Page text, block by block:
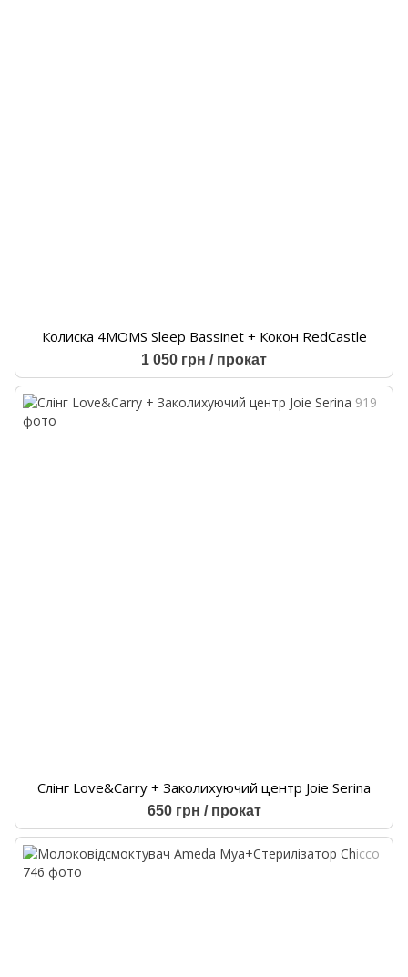
Колиска 4MOMS Sleep Bassinet + Кокон RedCastle
1 050 грн / прокат
Слінг Love&Carry + Заколихуючий центр Joie Serina
650 грн / прокат